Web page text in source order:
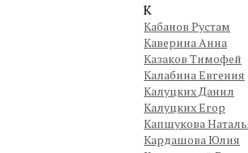
К
Кабанов Рустам
Каверина Анна
Казаков Тимофей
Калабина Евгения
Калуцких Данил
Калуцких Егор
Капшукова
Кардашова Юлия